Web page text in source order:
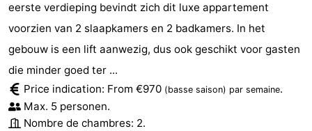
eerste verdieping bevindt zich dit luxe appartement
voorzien van 2 slaapkamers en 2 badkamers. In het
gebouw is een lift aanwezig, dus ook geschikt voor gasten
die minder goed ter ...
Price indication: From €970 (basse saison) par semaine.
Max. 5 personen.
Nombre de chambres: 2.